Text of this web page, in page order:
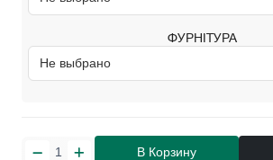
ФУРНІТУРА
В Корзину